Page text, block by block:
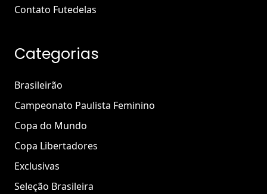
Contato Futedelas
Categorias
Brasileirão
Campeonato Paulista Feminino
Copa do Mundo
Copa Libertadores
Exclusivas
Seleção Brasileira